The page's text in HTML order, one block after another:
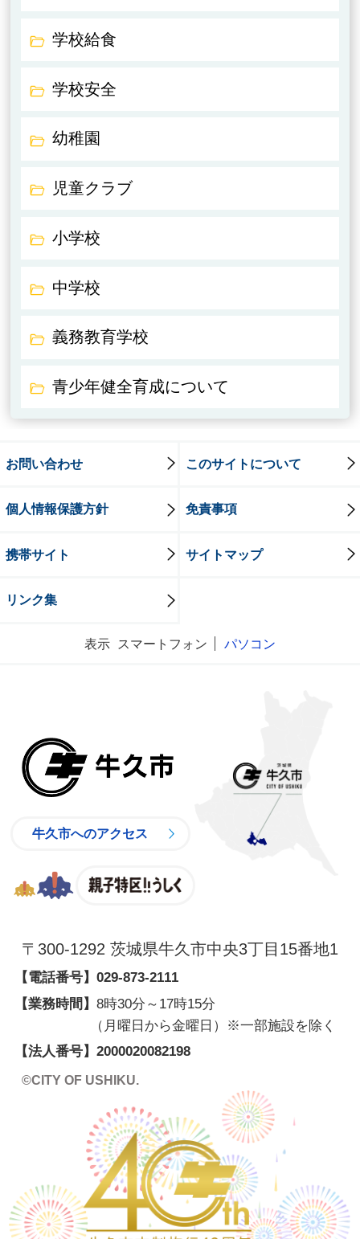
学校給食
学校安全
幼稚園
児童クラブ
小学校
中学校
義務教育学校
青少年健全育成について
お問い合わせ このサイトについて
個人情報保護方針 免責事項
携帯サイト サイトマップ
リンク集
表示 スマートフォン パソコン
牛久市へのアクセス
〒300-1292 茨城県牛久市中央3丁目15番地1
【電話番号】 029-873-2111
【業務時間】 8時30分～17時15分
（月曜日から金曜日）※一部施設を除く
【法人番号】2000020082198
©CITY OF USHIKU.